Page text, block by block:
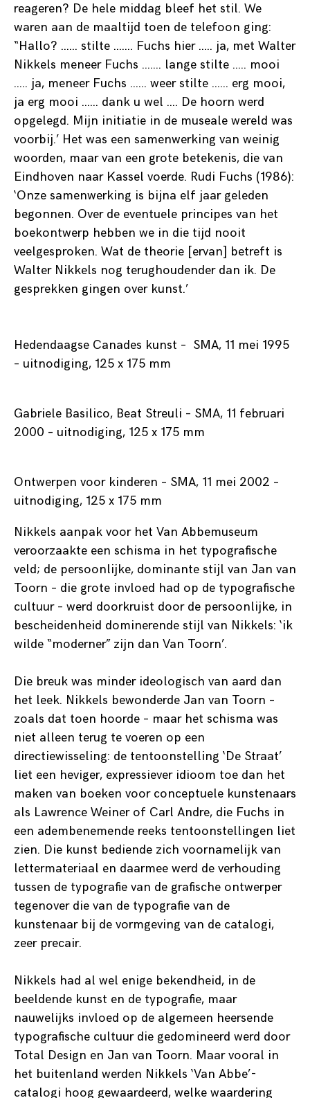
reageren? De hele middag bleef het stil. We
waren aan de maaltijd toen de telefoon ging:
“Hallo? …… stilte ……. Fuchs hier ….. ja, met Walter
Nikkels meneer Fuchs ……. lange stilte .…. mooi
….. ja, meneer Fuchs …… weer stilte …… erg mooi,
ja erg mooi …… dank u wel …. De hoorn werd
opgelegd. Mijn initiatie in de museale wereld was
voorbij.’ Het was een samenwerking van weinig
woorden, maar van een grote betekenis, die van
Eindhoven naar Kassel voerde. Rudi Fuchs (1986):
‘Onze samenwerking is bijna elf jaar geleden
begonnen. Over de eventuele principes van het
boekontwerp hebben we in die tijd nooit
veelgesproken. Wat de theorie [ervan] betreft is
Walter Nikkels nog terughoudender dan ik. De
gesprekken gingen over kunst.’
Hedendaagse Canades kunst – SMA, 11 mei 1995
– uitnodiging, 125 x 175 mm
Gabriele Basilico, Beat Streuli – SMA, 11 februari
2000 – uitnodiging, 125 x 175 mm
Ontwerpen voor kinderen – SMA, 11 mei 2002 –
uitnodiging, 125 x 175 mm
Nikkels aanpak voor het Van Abbemuseum
veroorzaakte een schisma in het typografische
veld; de persoonlijke, dominante stijl van Jan van
Toorn – die grote invloed had op de typografische
cultuur – werd doorkruist door de persoonlijke, in
bescheidenheid dominerende stijl van Nikkels: ‘ik
wilde “moderner” zijn dan Van Toorn’.
Die breuk was minder ideologisch van aard dan
het leek. Nikkels bewonderde Jan van Toorn –
zoals dat toen hoorde – maar het schisma was
niet alleen terug te voeren op een
directiewisseling: de tentoonstelling ‘De Straat’
liet een heviger, expressiever idioom toe dan het
maken van boeken voor conceptuele kunstenaars
als Lawrence Weiner of Carl Andre, die Fuchs in
een adembenemende reeks tentoonstellingen liet
zien. Die kunst bediende zich voornamelijk van
lettermateriaal en daarmee werd de verhouding
tussen de typografie van de grafische ontwerper
tegenover die van de typografie van de
kunstenaar bij de vormgeving van de catalogi,
zeer precair.
Nikkels had al wel enige bekendheid, in de
beeldende kunst en de typografie, maar
nauwelijks invloed op de algemeen heersende
typografische cultuur die gedomineerd werd door
Total Design en Jan van Toorn. Maar vooral in
het buitenland werden Nikkels ‘Van Abbe’-
catalogi hoog gewaardeerd, welke waardering